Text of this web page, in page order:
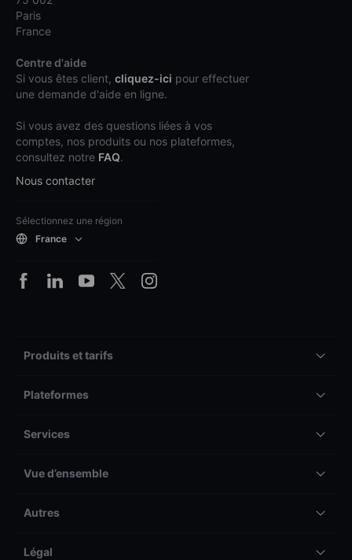
Paris
France
Centre d'aide
Si vous êtes client, cliquez-ici pour effectuer
une demande d'aide en ligne.
Si vous avez des questions liées à vos
comptes, nos produits ou nos plateformes,
consultez notre FAQ.
Nous contacter
Sélectionnez une région
France
Produits et tarifs
Plateformes
Services
Vue d’ensemble
Autres
Légal